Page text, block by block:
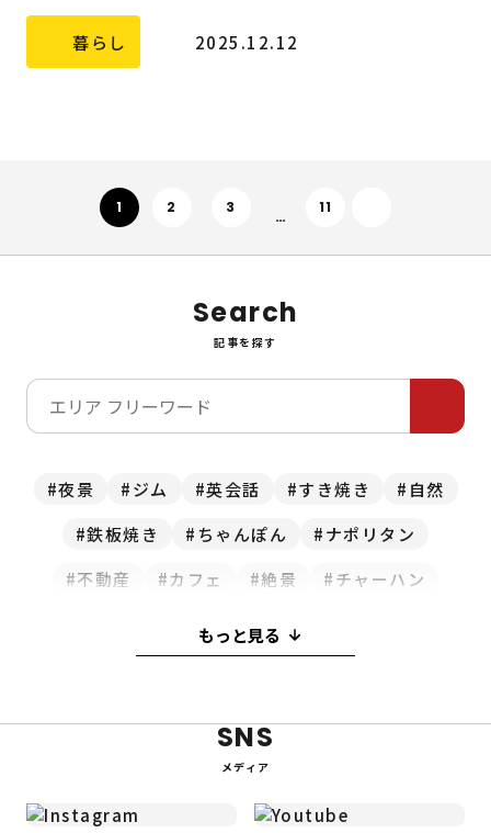
暮らし 2025.12.12
1 2 3
…
11
Search
記事を探す
夜景 ジム 英会話 すき焼き
自然
鉄板焼き
ちゃんぽん
ナポリタン
不動産
カフェ 絶景
チャーハン
プリン スイーツ
クリスマス
コワーキングスペース
コスメ
もっと見る
SNS
メディア